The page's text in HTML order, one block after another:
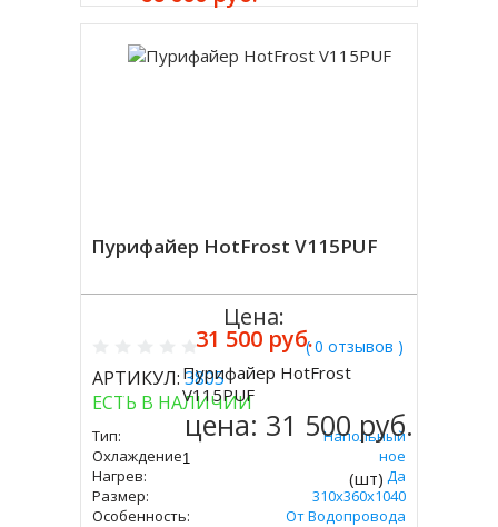
Пурифайер HotFrost V115PUF
( 0 отзывов )
АРТИКУЛ:3805
ЕСТЬ В НАЛИЧИИ
Тип:
Напольный
Охлаждение:
Компрессорное
Нагрев:
Да
Размер:
310х360х1040
Особенность:
От Водопровода
Цена:
31 500 руб.
Купить
Пурифайер HotFrost
V115PUF
цена: 31 500 руб.
(шт)